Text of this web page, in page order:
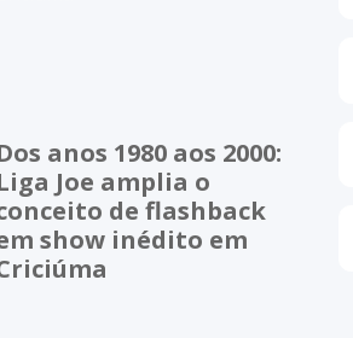
anos 1980 aos 2000:
Joe amplia o
de flashback
show inédito em